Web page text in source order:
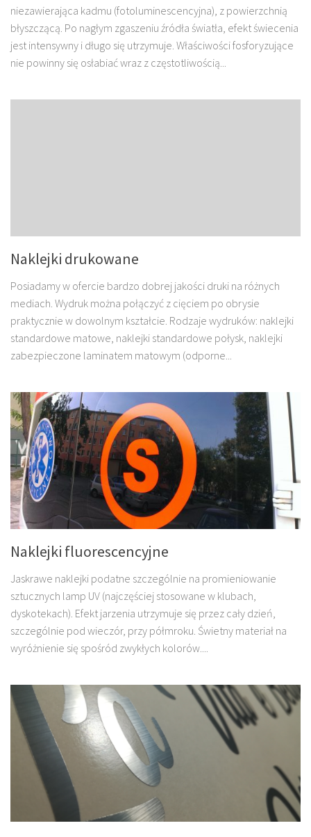
niezawierająca kadmu (fotoluminescencyjna), z powierzchnią
błyszczącą. Po nagłym zgaszeniu źródła światła, efekt świecenia
jest intensywny i długo się utrzymuje. Właściwości fosforyzujące
nie powinny się osłabiać wraz z częstotliwością...
Naklejki drukowane
Posiadamy w ofercie bardzo dobrej jakości druki na różnych
mediach. Wydruk można połączyć z cięciem po obrysie
praktycznie w dowolnym kształcie. Rodzaje wydruków: naklejki
standardowe matowe, naklejki standardowe połysk, naklejki
zabezpieczone laminatem matowym (odporne...
Naklejki fluorescencyjne
Jaskrawe naklejki podatne szczególnie na promieniowanie
sztucznych lamp UV (najczęściej stosowane w klubach,
dyskotekach). Efekt jarzenia utrzymuje się przez cały dzień,
szczególnie pod wieczór, przy półmroku. Świetny materiał na
wyróżnienie się spośród zwykłych kolorów....